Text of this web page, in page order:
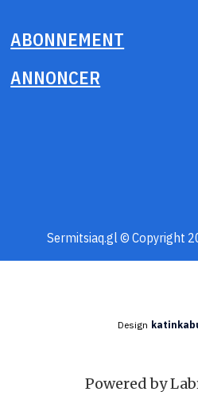
ABONNEMENT
ANNONCER
Sermitsiaq.gl © Copyright
Design
Powered by